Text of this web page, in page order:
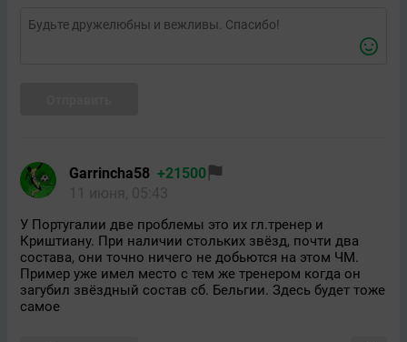
Garrincha58 +21500
У Португалии две проблемы это их гл.тренер и
Криштиану. При наличии стольких звёзд, почти два
состава, они точно ничего не добьются на этом ЧМ.
Пример уже имел место с тем же тренером когда он
загубил звёздный состав сб. Бельгии. Здесь будет тоже
самое